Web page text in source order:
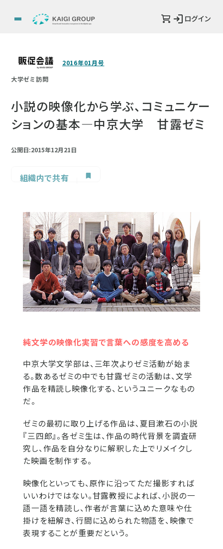
ログイン
2016年01月号
大学ゼミ訪問
小説の映像化から学ぶ、コミュニケー
ションの基本―中京大学 甘露ゼミ
公開日:2015年12月21日
組織内で共有
純文学の映像化実習で言葉への感度を高める
中京大学文学部は、三年次よりゼミ活動が始ま
る。数あるゼミの中でも甘露ゼミの活動は、文学
作品を精読し映像化する、というユニークなもの
だ。
ゼミの最初に取り上げる作品は、夏目漱石の小説
『三四郎』。各ゼミ生は、作品の時代背景を調査研
究し、作品を自分なりに解釈した上でリメイクし
た映画を制作する。
映像化といっても、原作に沿ってただ撮影すれば
いいわけではない。甘露教授によれば、小説の一
語一語を精読し、作者が言葉に込めた意味や仕
掛けを紐解き、行間に込められた物語を、映像で
表現することが重要だという。